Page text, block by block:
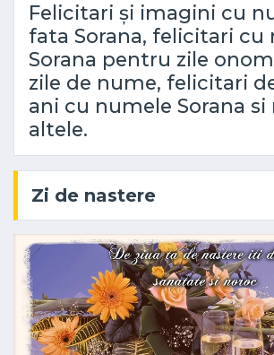
Felicitari și imagini cu
fata Sorana, felicitari cu
Sorana pentru zile
zile de nume, felicitari
ani cu numele Sorana
altele.
Zi de nastere